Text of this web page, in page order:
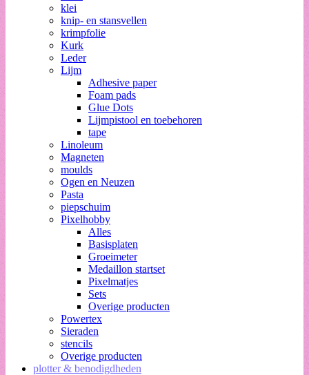
klei
knip- en stansvellen
krimpfolie
Kurk
Leder
Lijm
Adhesive paper
Foam pads
Glue Dots
Lijmpistool en toebehoren
tape
Linoleum
Magneten
moulds
Ogen en Neuzen
Pasta
piepschuim
Pixelhobby
Alles
Basisplaten
Groeimeter
Medaillon startset
Pixelmatjes
Sets
Overige producten
Powertex
Sieraden
stencils
Overige producten
plotter & benodigdheden